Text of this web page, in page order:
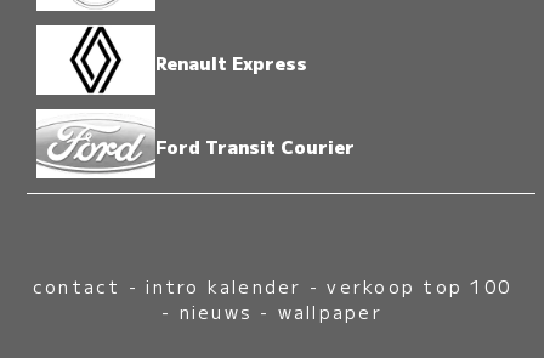
Renault Express
Ford Transit Courier
contact -intro kalender -verkoop top 100
- nieuws - wallpaper